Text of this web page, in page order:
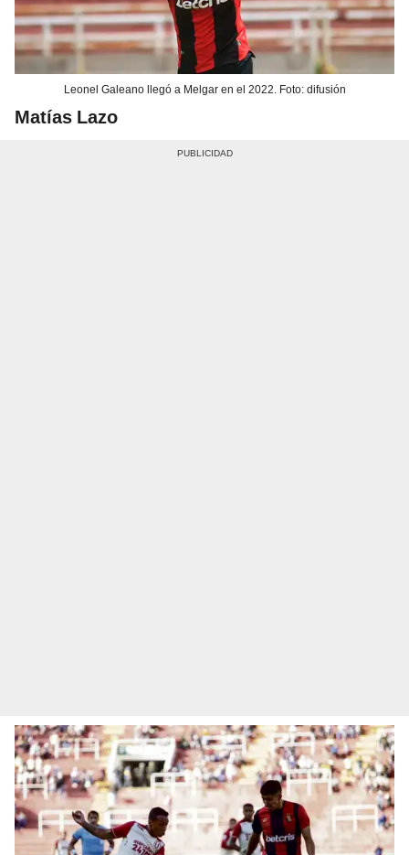
Leonel Galeano llegó a Melgar en el 2022. Foto: difusión
Matías Lazo